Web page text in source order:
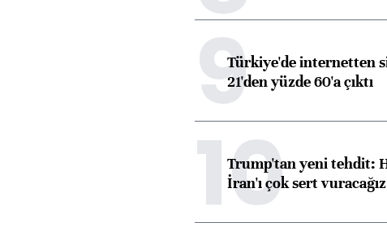
9Türkiye'de internetten
21'den yüzde 60'a çıktı
10
Trump'tan yeni tehdit:
İran'ı çok sert vuracağız